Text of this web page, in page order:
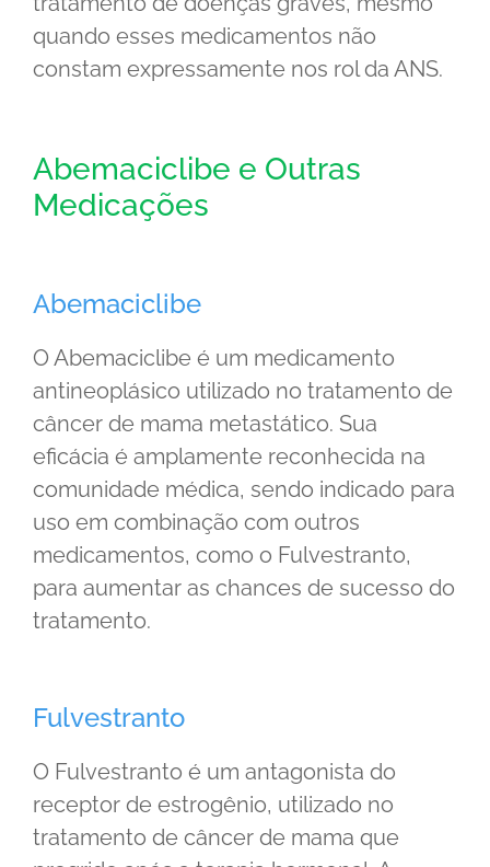
quando esses medicamentos não
constam expressamente nos rol da ANS.
Abemaciclibe e Outras
Medicações
Abemaciclibe
O Abemaciclibe é um medicamento
antineoplásico utilizado no tratamento de
câncer de mama metastático. Sua
eficácia é amplamente reconhecida na
comunidade médica, sendo indicado para
uso em combinação com outros
medicamentos, como o Fulvestranto,
para aumentar as chances de sucesso do
tratamento.
Fulvestranto
O Fulvestranto é um antagonista do
receptor de estrogênio, utilizado no
tratamento de câncer de mama que